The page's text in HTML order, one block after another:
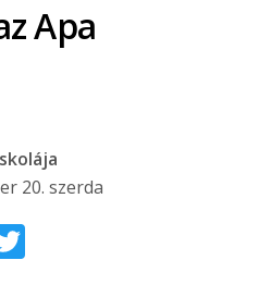
Apa
20. szerda